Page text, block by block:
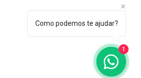
Como podemos te ajudar?
1